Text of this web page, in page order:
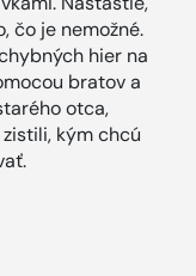
čo je nemožné.
hier na
bratov a
otca,
kým chcú